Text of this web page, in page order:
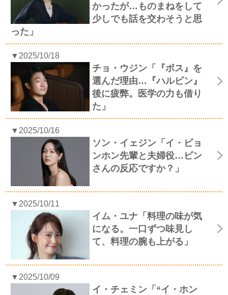
かったが…ものまねをして
少しでも話を交わそうと思
った」
▼2025/10/18
チョ・ウジン「『ボス』を
選んだ理由…『ハルビン』
後に疲弊。医学の力も借り
た」
▼2025/10/16
ソン・イェジン「イ・ビョ
ンホン先輩と夫婦役…ビン
さんの反応ですか？」
▼2025/10/11
イム・ユナ「料理の味が気
になる。一口ずつ味見し
て、料理の腕も上がる」
▼2025/10/09
イ・チェミン「“イ・ホン